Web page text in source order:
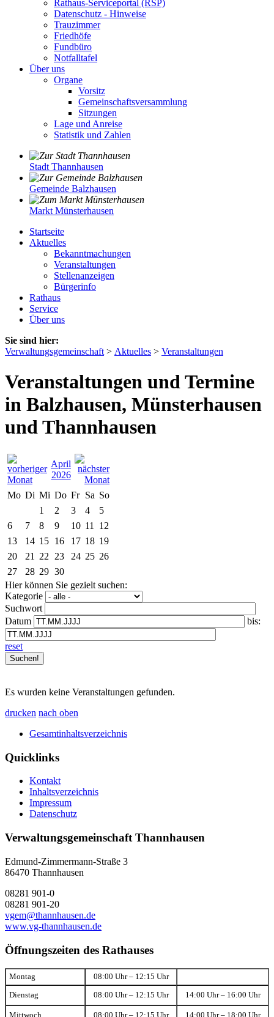
Rathaus-Serviceportal (RSP)
Datenschutz - Hinweise
Trauzimmer
Friedhöfe
Fundbüro
Notfalltafel
Über uns
Organe
Vorsitz
Gemeinschaftsversammlung
Sitzungen
Lage und Anreise
Statistik und Zahlen
Stadt Thannhausen
Gemeinde Balzhausen
Markt Münsterhausen
Startseite
Aktuelles
Bekanntmachungen
Veranstaltungen
Stellenanzeigen
Bürgerinfo
Rathaus
Service
Über uns
Sie sind hier:
Verwaltungsgemeinschaft > Aktuelles > Veranstaltungen
Veranstaltungen und Termine
in Balzhausen, Münsterhausen
und Thannhausen
April
2026
Mo Di Mi Do Fr Sa So
1
2 3 4
5
6
7 8 9 10 11
12
13
14 15 16 17 18 19
20
21 22 23 24 25 26
27
28 29 30
Hier können Sie gezielt suchen:
Kategorie
Suchwort
Datum
bis:
reset
Es wurden keine Veranstaltungen gefunden.
drucken nach oben
Gesamtinhaltsverzeichnis
Quicklinks
Kontakt
Inhaltsverzeichnis
Impressum
Datenschutz
Verwaltungsgemeinschaft Thannhausen
Edmund-Zimmermann-Straße 3
86470 Thannhausen
08281 901-0
08281 901-20
vgem@thannhausen.de
www.vg-thannhausen.de
Öffnungszeiten des Rathauses
Montag 08:00 Uhr – 12:15 Uhr
Dienstag 08:00 Uhr – 12:15 Uhr 14:00 Uhr – 16:00 Uhr